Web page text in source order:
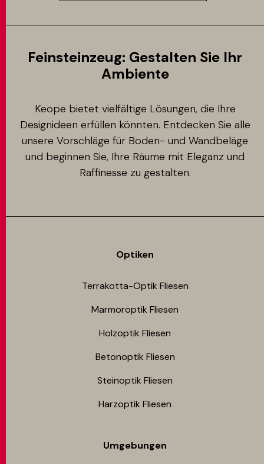
Feinsteinzeug: Gestalten Sie Ihr
Ambiente
Keope bietet vielfältige Lösungen, die Ihre
Designideen erfüllen könnten. Entdecken Sie alle
unsere Vorschläge für Boden- und Wandbeläge
und beginnen Sie, Ihre Räume mit Eleganz und
Raffinesse zu gestalten.
Optiken
Terrakotta-Optik Fliesen
Marmoroptik Fliesen
Holzoptik Fliesen
Betonoptik Fliesen
Steinoptik Fliesen
Harzoptik Fliesen
Umgebungen